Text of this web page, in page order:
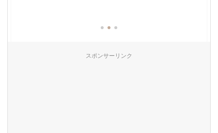
スポンサーリンク